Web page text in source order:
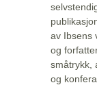
av Ibsens
og
småtrykk,
og